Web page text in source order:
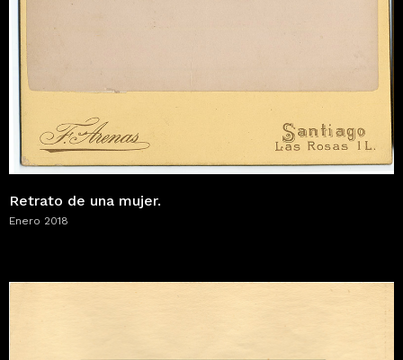
Retrato de una mujer.
Enero 2018